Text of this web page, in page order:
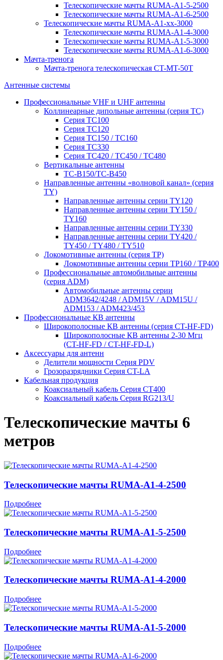
Телескопические мачты RUMA-A1-5-2500
Телескопические мачты RUMA-A1-6-2500
Телескопические мачты RUMA-A1-xx-3000
Телескопические мачты RUMA-A1-4-3000
Телескопические мачты RUMA-A1-5-3000
Телескопические мачты RUMA-A1-6-3000
Мачта-тренога
Мачта-тренога телескопическая CT-MT-50T
Антенные системы
Профессиональные VHF и UHF антенны
Коллинеарные дипольные антенны (серия ТС)
Серия ТС100
Серия ТC120
Серия ТС150 / ТС160
Серия ТС330
Серия ТС420 / ТС450 / ТС480
Вертикальные антенны
ТС-В150/ТС-В450
Направленные антенны «волновой канал» (серия
ТY)
Направленные антенны серии ТY120
Направленные антенны серии ТY150 /
ТY160
Направленные антенны серии ТY330
Направленные антенны серии ТY420 /
ТY450 / ТY480 / ТY510
Локомотивные антенны (серия ТP)
Локомотивные антенны серии ТP160 / ТР400
Профессиональные автомобильные антенны
(серия ADM)
Автомобильные антенны серии
ADM3642/4248 / ADM15V / ADM15U /
ADM153 / ADM423/453
Профессиональные КВ антенны
Широкополосные КВ антенны (серия CT-HF-FD)
Широкополосные КВ антенны 2-30 Мгц
(CT-HF-FD / CT-HF-FD-L)
Аксессуары для антенн
Делители мощности Серия PDV
Грозоразрядники Серия CT-LA
Кабельная продукция
Коаксиальный кабель Серия СТ400
Коаксиальный кабель Серия RG213/U
Телескопические мачты 6
метров
Телескопические мачты RUMA-A1-4-2500
Подробнее
Телескопические мачты RUMA-A1-5-2500
Подробнее
Телескопические мачты RUMA-A1-4-2000
Подробнее
Телескопические мачты RUMA-A1-5-2000
Подробнее